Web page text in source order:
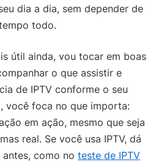
dia a dia, sem depender de
todo.
útil ainda, vou tocar em boas
o que assistir e
de IPTV conforme o seu
você foca no que importa:
em ação, mesmo que seja
real. Se você usa IPTV, dá
como no teste de IPTV